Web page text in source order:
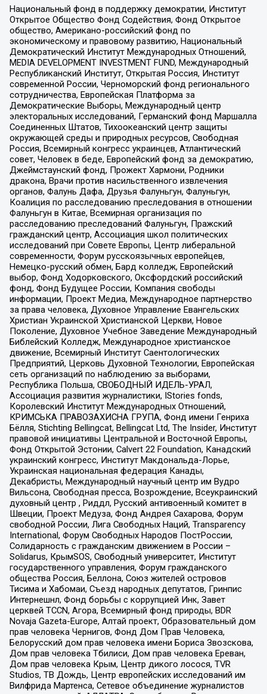
Национальный фонд в поддержку демократии, Институт
Открытое Общество Фонд Содействия, Фонд Открытое
общество, Американо-российский фонд по
экономическому и правовому развитию, Национальный
Демократический Институт Международных Отношений,
MEDIA DEVELOPMENT INVESTMENT FUND, Международный
Республиканский Институт, Открытая Россия, Институт
современной России, Черноморский фонд регионального
сотрудничества, Европейская Платформа за
Демократические Выборы, Международный центр
электоральных исследований, Германский фонд Маршалла
Соединенных Штатов, Тихоокеанский центр защиты
окружающей среды и природных ресурсов, Свободная
Россия, Всемирный конгресс украинцев, Атлантический
совет, Человек в беде, Европейский фонд за демократию,
Джеймстаунский фонд, Прожект Хармони, Родники
дракона, Врачи против насильственного извлечения
органов, Фалунь Дафа, Друзья Фалуньгун, Фалуньгун,
Коалиция по расследованию преследования в отношении
Фалуньгун в Китае, Всемирная организация по
расследованию преследований Фалуньгун, Пражский
гражданский центр, Ассоциация школ политических
исследований при Совете Европы, Центр либеральной
современности, Форум русскоязычных европейцев,
Немецко-русский обмен, Бард колледж, Европейский
выбор, Фонд Ходорковского, Оксфордский российский
фонд, Фонд Будущее России, Компания свободы
информации, Проект Медиа, Международное партнерство
за права человека, Духовное Управление Евангельских
Христиан Украинской Христианской Церкви, Новое
Поколение, Духовное Учебное Заведение Международный
Библейский Колледж, Международное христианское
движение, Всемирный Институт Саентологических
Предприятий, Церковь Духовной Технологии, Европейская
сеть организаций по наблюдению за выборами,
Республика Польша, СВОБОДНЫЙ ИДЕЛЬ-УРАЛ,
Ассоциация развития журналистики, IStories fonds,
Королевский Институт Международных Отношений,
КРИМСЬКА ПРАВОЗАХИСНА ГРУПА, Фонд имени Генриха
Бёлля, Stichting Bellingcat, Bellingcat Ltd, The Insider, Институт
правовой инициативы Центральной и Восточной Европы,
Фонд Открытой Эстонии, Calvert 22 Foundation, Канадский
украинский конгресс, Институт Макдональда-Лорье,
Украинская национальная федерация Канады,
Декабристы, Международный научный центр им Вудро
Вильсона, Свободная пресса, Возрождение, Всеукраинский
духовный центр , Риддл, Русский антивоенный комитет в
Швеции, Проект Медуза, Фонд Андрея Сахарова, Форум
свободной России, Лига Свободных Наций, Transparеncy
International, Форум Свободных Народов ПостРоссии,
Солидарность с гражданским движением в России –
Solidarus, КрымSOS, Свободный университет, Институт
государственного управления, Форум гражданского
общества Россия, Беллона, Союз жителей островов
Тисима и Хабомаи, Съезд народных депутатов, Гринпис
Интернешнл, Фонд борьбы с коррупцией Инк, Завет
церквей TCCN, Агора, Всемирный фонд природы, BDR
Novaja Gazeta-Europe, Алтай проект, Образовательный дом
прав человека Чернигов, Фонд Дом Прав Человека,
Белорусский дом прав человека имени Бориса Звозскова,
Дом прав человека Тбилиси, Дом прав человека Ереван,
Дом прав человека Крым, Центр дикого лосося, TVR
Studios, ТВ Дождь, Центр европейских исследований им
Вилфрида Мартенса, Сетевое объединение журналистов